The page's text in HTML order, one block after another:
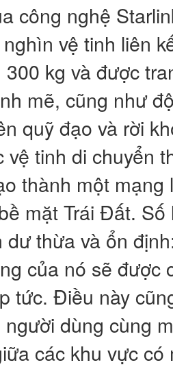
công nghệ
vệ tinh liên
kg và được
mẽ, cũng như
quỹ đạo và rời
vệ tinh di chuyển
thành một
mặt Trái Đất.
thừa và ổn
của nó sẽ được
tức. Điều này
dùng cùng
các khu vực